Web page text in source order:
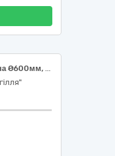
Труба вентиляційна гнучка шахтна Ø600мм, Ø800мм